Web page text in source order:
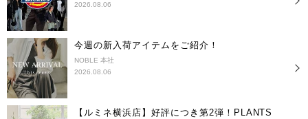
2026.08.06
今週の新入荷アイテムをご紹介！
NOBLE 本社
2026.08.06
【ルミネ横浜店】好評につき第2弾！PLANTS